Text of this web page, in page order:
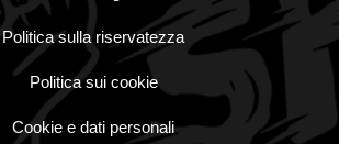
Politica sulla riservatezza
Politica sui cookie
Cookie e dati personali